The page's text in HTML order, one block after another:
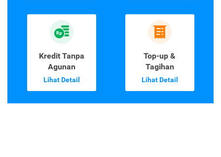
Kredit Tanpa
Agunan
Lihat Detail
Top-up &
Tagihan
Lihat Detail